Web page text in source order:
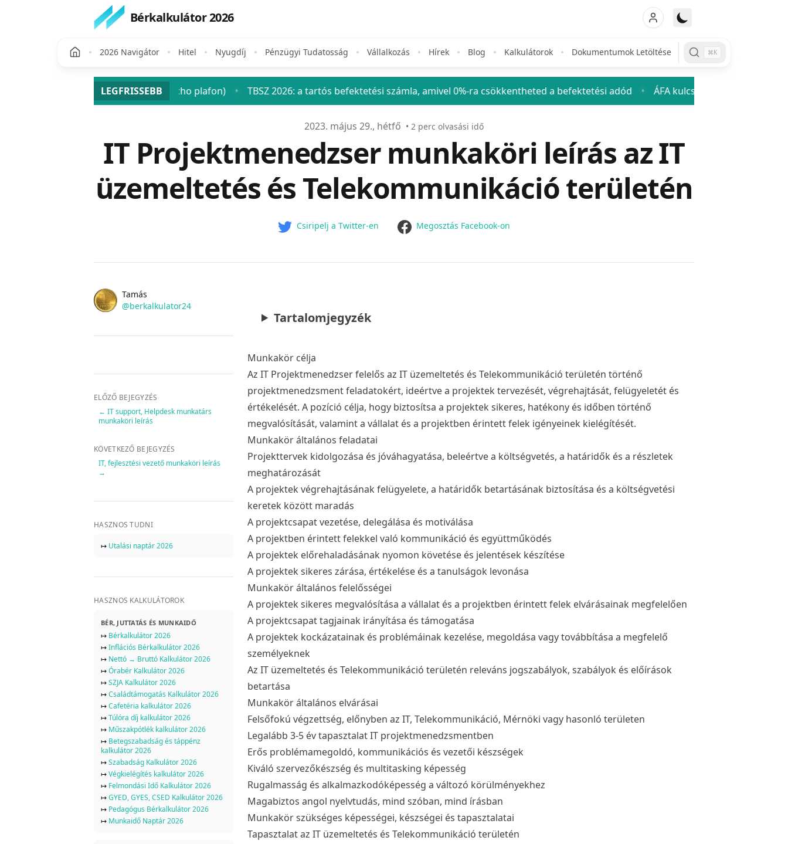
Bérkalkulátor 2026
2026 Navigátor Hitel Nyugdíj Pénzügyi Tudatosság Vállalkozás Hírek Blog Kalkulátorok Dokumentumok Letöltése ⌘K
LEGFRISSEBB
után? (SZJA + szocho plafon) TBSZ 2026: a tartós befektetési számla, amivel 0%-ra csökkentheted a befektetési adód ♦ ÁFA kulcsok 2026: mennyi az áfa és hogyan
2023. május 29., hétfő • 2 perc olvasási idő
IT Projektmenedzser munkaköri leírás az IT
üzemeltetés és Telekommunikáció területén
Csiripelj a Twitter-en facebook
Megosztás Facebook-on
AuthorsName
Tamás
Twitter
@berkalkulator24
Tartalomjegyzék
Munkakör célja
Az IT Projektmenedzser felelős az IT üzemeltetés és Telekommunikáció területén történő
projektmenedzsment feladatokért, ideértve a projektek tervezését, végrehajtását, felügyeletét és
értékelését. A pozíció célja, hogy biztosítsa a projektek sikeres, hatékony és időben történő
megvalósítását, valamint a vállalat és a projektben érintett felek igényeinek kielégítését.
Munkakör általános feladatai
Projekttervek kidolgozása és jóváhagyatása, beleértve a költségvetés, a határidők és a részletek
meghatározását
A projektek végrehajtásának felügyelete, a határidők betartásának biztosítása és a költségvetési
keretek között maradás
A projektcsapat vezetése, delegálása és motiválása
A projektben érintett felekkel való kommunikáció és együttműködés
A projektek előrehaladásának nyomon követése és jelentések készítése
A projektek sikeres zárása, értékelése és a tanulságok levonása
Munkakör általános felelősségei
A projektek sikeres megvalósítása a vállalat és a projektben érintett felek elvárásainak megfelelően
A projektcsapat tagjainak irányítása és támogatása
A projektek kockázatainak és problémáinak kezelése, megoldása vagy továbbítása a megfelelő
személyeknek
Az IT üzemeltetés és Telekommunikáció területén releváns jogszabályok, szabályok és előírások
betartása
Munkakör általános elvárásai
Felsőfokú végzettség, előnyben az IT, Telekommunikáció, Mérnöki vagy hasonló területen
Legalább 3-5 év tapasztalat IT projektmenedzsmentben
Erős problémamegoldó, kommunikációs és vezetői készségek
Kiváló szervezőkészség és multitasking képesség
Rugalmasság és alkalmazkodóképesség a változó körülményekhez
Magabiztos angol nyelvtudás, mind szóban, mind írásban
Munkakör szükséges képességei, készségei és tapasztalatai
Tapasztalat az IT üzemeltetés és Telekommunikáció területén
ELŐZŐ BEJEGYZÉS
← IT support, Helpdesk munkatárs
munkaköri leírás
KÖVETKEZŐ BEJEGYZÉS
IT, fejlesztési vezető munkaköri leírás
→
HASZNOS TUDNI
↦ Utalási naptár 2026
HASZNOS KALKULÁTOROK
BÉR, JUTTATÁS ÉS MUNKAIDŐ
↦ Bérkalkulátor 2026
↦Inflációs Bérkalkulátor 2026
↦ Nettó → Bruttó Kalkulátor 2026
↦Órabér Kalkulátor 2026
↦SZJA Kalkulátor 2026
↦Családtámogatás Kalkulátor 2026
↦Cafetéria kalkulátor 2026
↦Túlóra díj kalkulátor 2026
↦ Műszakpótlék kalkulátor 2026
↦ Betegszabadság és táppénz
kalkulátor 2026
↦Szabadság Kalkulátor 2026
↦Végkielégítés kalkulátor 2026
↦ Felmondási Idő Kalkulátor 2026
↦GYED, GYES, CSED Kalkulátor 2026
↦ Pedagógus Bérkalkulátor 2026
↦ Munkaidő Naptár 2026